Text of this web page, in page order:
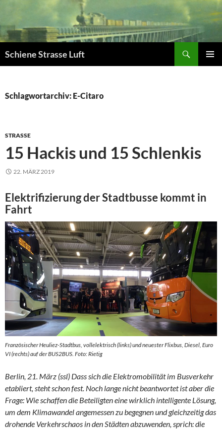
springen
Schiene Strasse Luft
Schlagwortarchiv: E-Citaro
STRASSE
15 Hackis und 15 Schlenkis
22. MÄRZ 2019
Elektrifizierung der Stadtbusse kommt in
Fahrt
Französischer Heuliez-Stadtbus, vollelektrisch (links) und neuester Flixbus, Diesel, Euro
VI (rechts) auf der BUS2BUS. Foto: Rietig
Berlin, 21. März (ssl) Dass sich die Elektromobilität im Busverkehr
etabliert, steht schon fest. Noch lange nicht beantwortet ist aber die
Frage: Wie schaffen die Beteiligten eine wirklich intelligente Lösung,
um dem Klimawandel angemessen zu begegnen und gleichzeitig das
drohende Verkehrschaos in den Städten abzuwenden, sprich: die